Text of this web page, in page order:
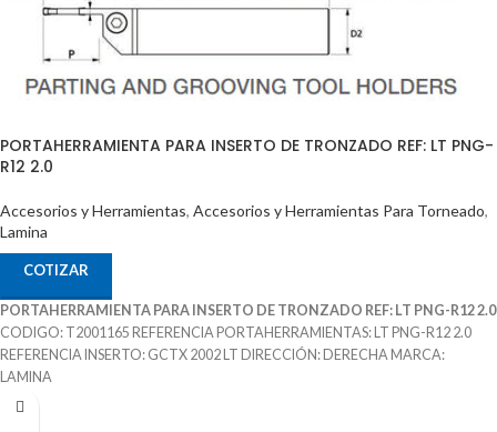
PORTAHERRAMIENTA PARA INSERTO DE TRONZADO REF: LT PNG-
R12 2.0
Accesorios y Herramientas, Accesorios y Herramientas Para Torneado,
Lamina
COTIZAR
PORTAHERRAMIENTA PARA INSERTO DE TRONZADO REF: LT PNG-R12 2.0
CODIGO: T2001165 REFERENCIA PORTAHERRAMIENTAS: LT PNG-R12 2.0
REFERENCIA INSERTO: GCTX 2002 LT DIRECCIÓN: DERECHA MARCA:
LAMINA